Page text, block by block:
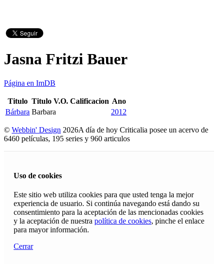
Jasna Fritzi Bauer
Página en ImDB
Titulo Titulo V.O. Calificacion Ano
Bárbara Barbara 2012
© Webbin' Design 2026A día de hoy Criticalia posee un acervo de
6460 películas, 195 series y 960 articulos
Uso de cookies
Este sitio web utiliza cookies para que usted tenga la mejor
experiencia de usuario. Si continúa navegando está dando su
consentimiento para la aceptación de las mencionadas cookies
y la aceptación de nuestra política de cookies, pinche el enlace
para mayor información.
Cerrar